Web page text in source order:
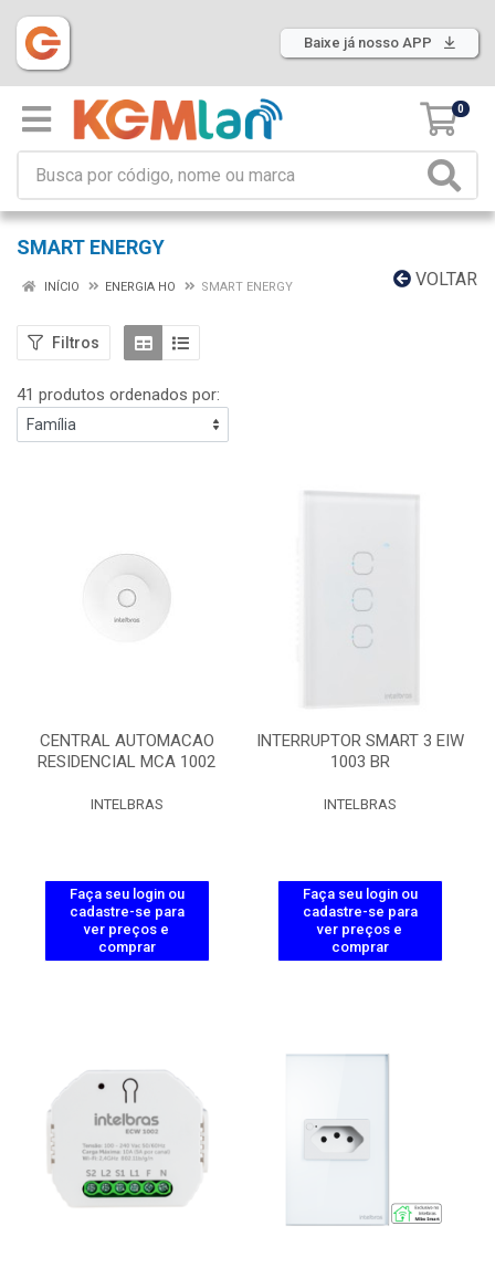
Baixe já nosso APP
0
SMART ENERGY
VOLTAR
INÍCIO ENERGIA HO SMART ENERGY
Filtros
41 produtos ordenados por:
CENTRAL AUTOMACAO
RESIDENCIAL MCA 1002
INTELBRAS
Faça seu login ou
cadastre-se para
ver preços e
comprar
INTERRUPTOR SMART 3 EIW
1003 BR
INTELBRAS
Faça seu login ou
cadastre-se para
ver preços e
comprar